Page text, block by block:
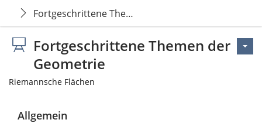
Fortgeschrittene Themen der Geometrie
Fortgeschrittene Themen der
Geometrie
Riemannsche Flächen
Allgemein